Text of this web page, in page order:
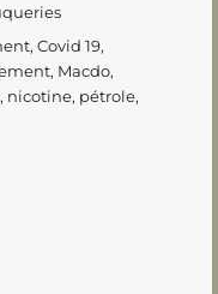
,Covid 19,
, Macdo,
, nicotine, pétrole,